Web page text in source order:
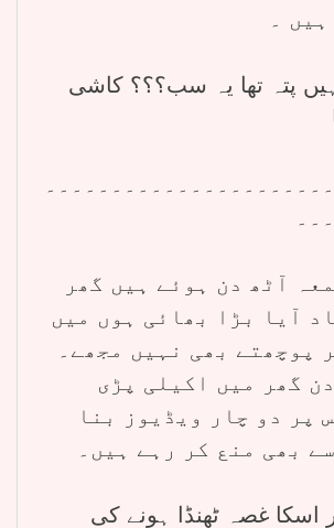
پتہ تھا یہ سب؟؟؟ کاشی
آٹھ دن ہوئے ہیں گھر
آیا بڑا بھائی ہوں میں
پوچھتے بھی نہیں مجھے۔
گھر میں اکیلی پڑی
پر دو چار ویڈیوز بنا
اسکا غصہ ٹھنڈا ہونے کی